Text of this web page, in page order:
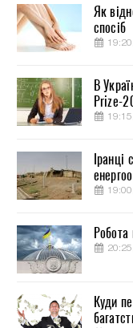
Як
спосіб
В
Prize-
Куди